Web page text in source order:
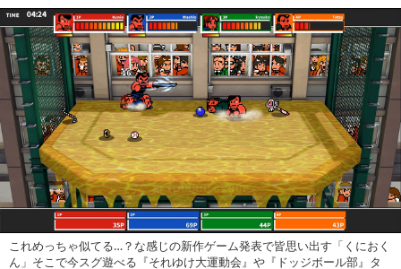
これめっちゃ似てる…？な感じの新作ゲーム発表で皆思い出す「くにおく
ん」そこで今スグ遊べる『それゆけ大運動会』や『ドッジボール部』タ